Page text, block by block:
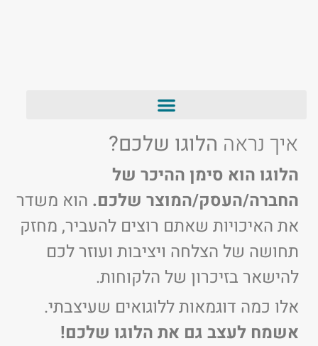
איך נראה הלוגו שלכם?
הלוגו הוא סימן ההיכר של
החברה/העסק/המוצר שלכם. הוא משדר
את האיכויות שאתם רוצים להעביר, מחזק
תחושה של הצלחה ויציבות ועוזר לכם
להישאר בזיכרון של הלקוחות.
אלו כמה דוגמאות ללוגואים שעיצבתי.
אשמח לעצב גם את הלוגו שלכם!